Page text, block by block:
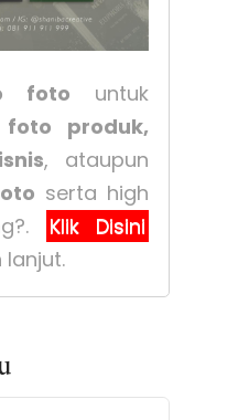
foto untuk
foto produk,
, ataupun
serta high
Klik Disini
lanjut.